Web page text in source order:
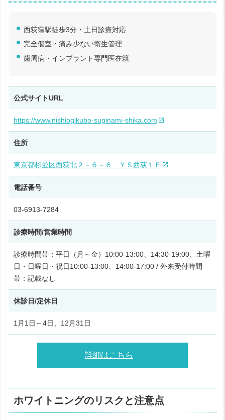
西荻窪駅徒歩3分・土日診療対応
完全個室・痛み少ない衛生管理
歯周病・インプラント専門医在籍
公式サイトURL
https://www.nishiogikubo-suginami-shika.com
住所
東京都杉並区西荻北２－６－６ ＹＳ西荻１Ｆ
電話番号
03-6913-7284
診療時間/営業時間
診療時間帯：平日（月～金）10:00-13:00、14:30-19:00、土曜
日・日曜日・祝日10:00-13:00、14:00-17:00 / 外来受付時間
帯：記載なし
休診日/定休日
1月1日～4日、12月31日
詳細はこちら
ホワイトニングのリスクと注意点